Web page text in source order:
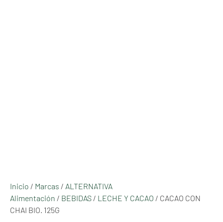
Inicio / Marcas / ALTERNATIVA
Alimentación / BEBIDAS / LECHE Y CACAO / CACAO CON
CHAI BIO. 125G